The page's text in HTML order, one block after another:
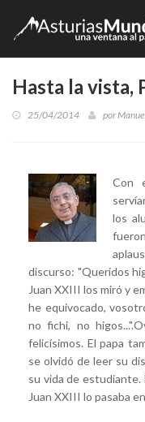
Hasta la vista,
25/04/2014 por
Con
los
discurso: "Queridos
Juan XXIII los miró y
he equivocado,
no fichi, no
felicísimos. El papa
se olvidó de leer su
su vida de estudiante.
Juan XXIII lo pasaba